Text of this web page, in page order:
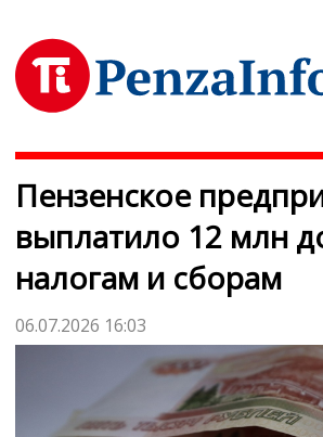
Пензенское
выплатило 12 млн
налогам и сборам
06.07.2026 16:03